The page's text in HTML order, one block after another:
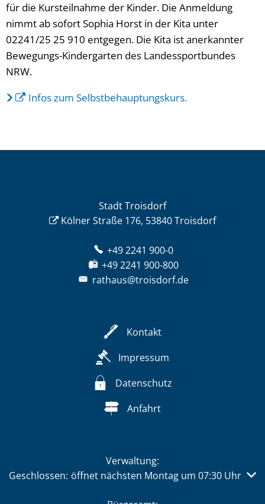
für die Kursteilnahme der Kinder. Die Anmeldung
nimmt ab sofort Sophia Horst in der Kita unter
02241/25 25 910 entgegen. Die Kita ist anerkannter
Bewegungs-Kindergarten des Landessportbundes
NRW.
Infos zum Selbstbehauptungskurs.
Stadt Troisdorf
Kölner Straße 176, 53840 Troisdorf
+49 2241 900-0
+49 2241 900-800
rathaus@troisdorf.de
Kontakt
Impressum
Datenschutz
Anfahrt
Verwaltung:
Klicken, um weitere Öffnungs- oder Schließzeiten
Geschlossen: öffnet nächsten Montag um 07:30 Uhr